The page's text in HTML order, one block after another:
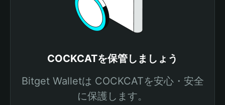
COCKCATを保管しましょう
Bitget Walletは COCKCATを安心・安全
に保護します。